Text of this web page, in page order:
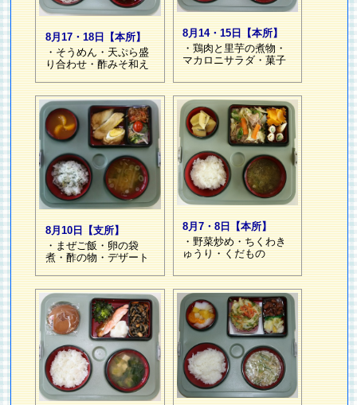
8月17・18日【本所】
・そうめん・天ぷら盛
り合わせ・酢みそ和え
8月14・15日【本所】
・鶏肉と里芋の煮物・
マカロニサラダ・菓子
8月10日【支所】
・まぜご飯・卵の袋
煮・酢の物・デザート
8月7・8日【本所】
・野菜炒め・ちくわき
ゅうり・くだもの